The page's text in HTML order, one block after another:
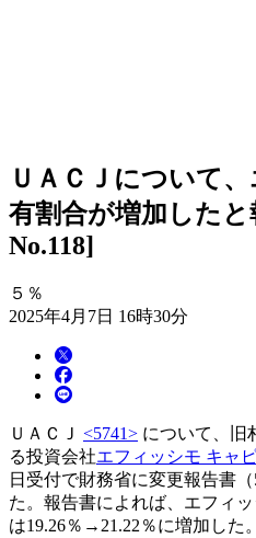
ＵＡＣＪについて
有割合が増加した
No.118]
５％
2025年4月7日 16時30分
ＵＡＣＪ <5741> について、旧
る投資会社エフィッシモ キャ
日受付で財務省に変更報告書
た。報告書によれば、エフィ
は19.26％→21.22％に増加した